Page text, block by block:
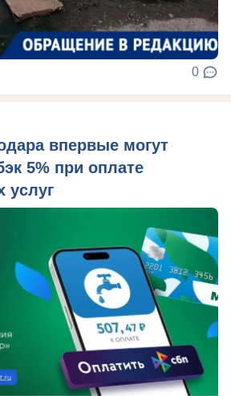
0
впервые могут
5% при оплате
услуг